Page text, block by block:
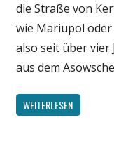
die Straße von
wie Mariupol
also seit über vier
aus dem
WEITERLESEN